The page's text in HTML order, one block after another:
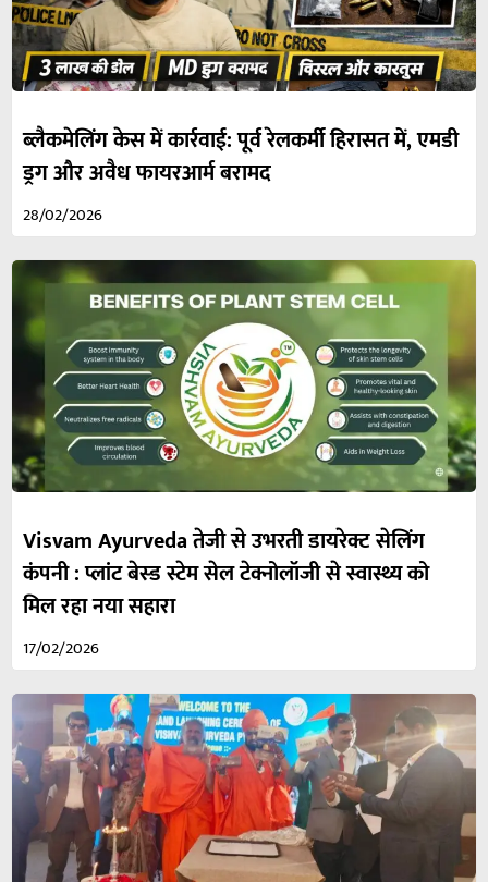
ब्लैकमेलिंग केस में कार्रवाई: पूर्व रेलकर्मी हिरासत में, एमडी
ड्रग और अवैध फायरआर्म बरामद
28/02/2026
Visvam Ayurveda तेजी से उभरती डायरेक्ट सेलिंग
कंपनी : प्लांट बेस्ड स्टेम सेल टेक्नोलॉजी से स्वास्थ्य को
मिल रहा नया सहारा
17/02/2026